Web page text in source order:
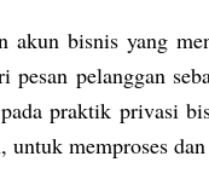
akun bisnis yang
pelanggan
praktik privasi
memproses dan